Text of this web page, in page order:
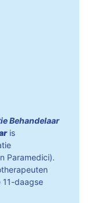
Behandelaar
is
Paramedici).
daagse